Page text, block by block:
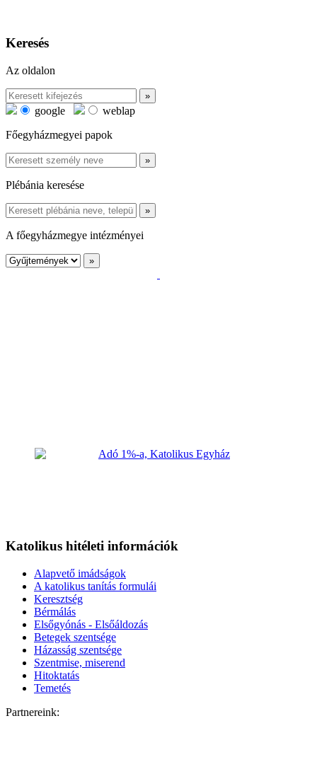
Keresés
Az oldalon
google
weblap
Főegyházmegyei papok
Plébánia keresése
A főegyházmegye intézményei
Katolikus hitéleti információk
Alapvető imádságok
A katolikus tanítás formulái
Keresztség
Bérmálás
Elsőgyónás - Elsőáldozás
Betegek szentsége
Házasság szentsége
Szentmise, miserend
Hitoktatás
Temetés
Partnereink: